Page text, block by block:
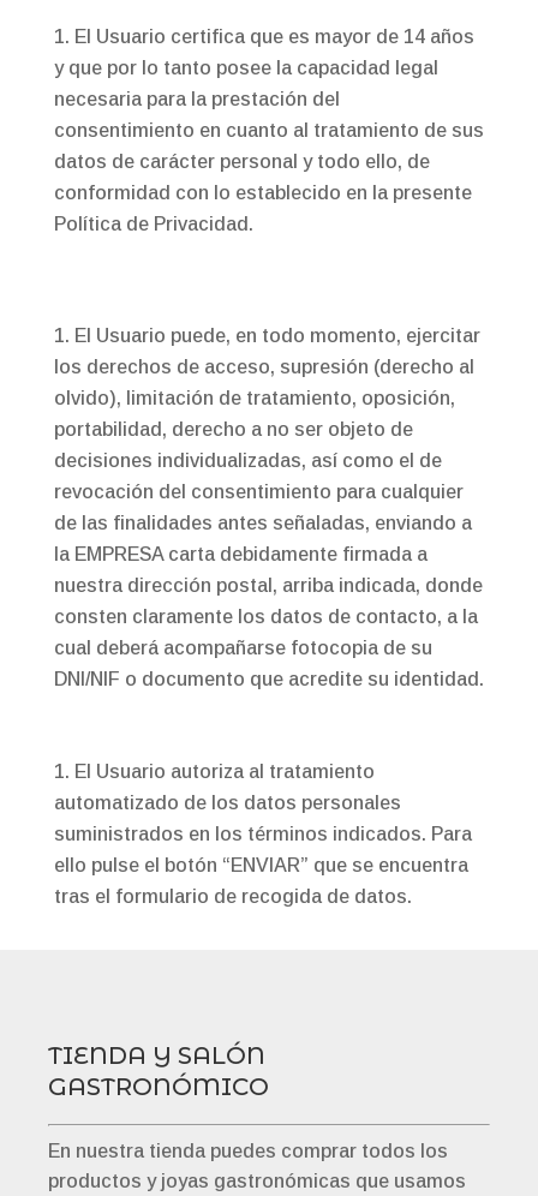
El Usuario certifica que es mayor de 14 años
y que por lo tanto posee la capacidad legal
necesaria para la prestación del
consentimiento en cuanto al tratamiento de sus
datos de carácter personal y todo ello, de
conformidad con lo establecido en la presente
Política de Privacidad.
El Usuario puede, en todo momento, ejercitar
los derechos de acceso, supresión (derecho al
olvido), limitación de tratamiento, oposición,
portabilidad, derecho a no ser objeto de
decisiones individualizadas, así como el de
revocación del consentimiento para cualquier
de las finalidades antes señaladas, enviando a
la EMPRESA carta debidamente firmada a
nuestra dirección postal, arriba indicada, donde
consten claramente los datos de contacto, a la
cual deberá acompañarse fotocopia de su
DNI/NIF o documento que acredite su identidad.
El Usuario autoriza al tratamiento
automatizado de los datos personales
suministrados en los términos indicados. Para
ello pulse el botón “ENVIAR” que se encuentra
tras el formulario de recogida de datos.
TIENDA Y SALÓN
GASTRONÓMICO
En nuestra tienda puedes comprar todos los
productos y joyas gastronómicas que usamos